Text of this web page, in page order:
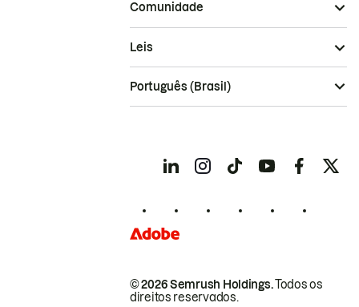
Comunidade
© 2026 Semrush Holdings.Todos os
direitos reservados.
Leis
Português (Brasil)